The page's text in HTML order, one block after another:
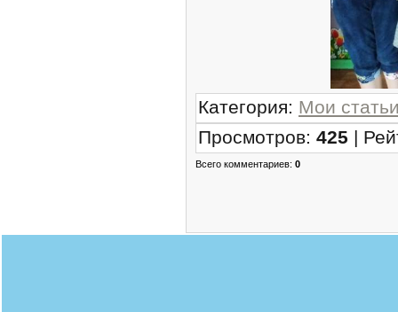
Категория: Мои
Просмотров: 425 |
Всего комментариев: 0